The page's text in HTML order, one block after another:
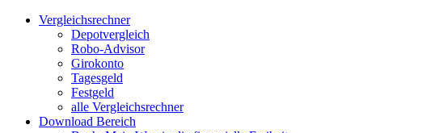
Zum
Facebook
Twitter
Instagram
Pinterest
YouTubeVergleichsrechner
Depotvergleich
Robo-Advisor
Girokonto
Tagesgeld
Festgeld
alle Vergleichsrechner
Download Bereich